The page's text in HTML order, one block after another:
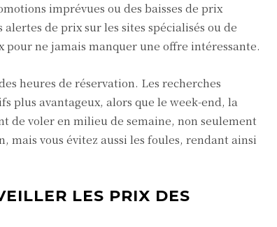
imprévues ou des baisses de prix
de prix sur les sites spécialisés ou de
pour ne jamais manquer une offre intéressante.
heures de réservation. Les recherches
plus avantageux, alors que le week-end, la
de voler en milieu de semaine, non seulement
vous évitez aussi les foules, rendant ainsi
LES PRIX DES